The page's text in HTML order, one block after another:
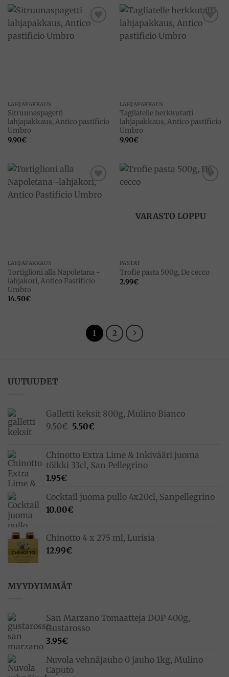
LAHJAPAKKAUS
Sitruunaspagetti
lahjapakkaus, Antico pastificio
Umbro
9.90€
LAHJAPAKKAUS
Tagliatelle herkkutatti
lahjapakkaus, Antico pastificio
Umbro
9.90€
Add to
wishlist
LAHJAPAKKAUS
Tortiglioni alla Napoletana -
lahjakori, Antico Pastificio
Umbro
14.50€
VARASTO LOPPU
PASTAT
Trofie pasta 500g, De cecco
2.99€
1 2
UUTUUDET
Galletti keksit 800g, Mulino Bianco
9.50€ Alkuperäinen
9.50€.
5.50€Nykyinen
5.50€.
Chinotto Extra Lime & Inkivääri juoma
tölkki 33cl, San Pellegrino
1.95€
Cocktail juoma pullo 4x20cl, Sanpellegrino
10.00€
Chinotto 4 x 275 ml, Lurisia
12.99€
MYYDYIMMÄT
San Marzano Tomaatteja DOP 400g,
Gustarosso
3.95€
Nuvola vehnäjauho 0 jauho 1kg, Mulino
Caputo